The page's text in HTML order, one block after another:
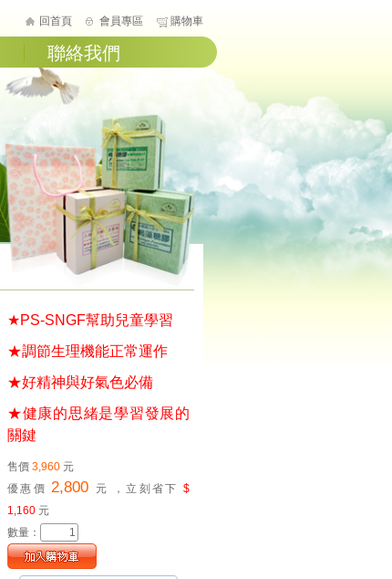
回首頁 會員專區 購物車
聯絡我們
★PS-SNGF幫助兒童學習
★調節生理機能正常運作
★好精神與好氣色必備
★健康的思緒是學習發展的
關鍵
售價 3,960 元
優惠價2,800 元 ，立刻省下$
1,160 元
數量：